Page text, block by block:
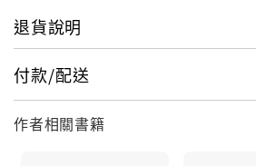
退貨說明
付款/配送
作者相關書籍